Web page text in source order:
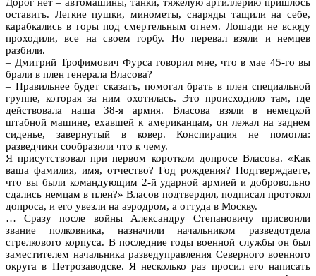
оставить. Легкие пушки, минометы, снаряды тащили на себе,
карабкались в горы под смертельным огнем. Лошади не всюду
проходили, все на своем горбу. Но перевал взяли и немцев
разбили.
– Дмитрий Трофимович Фурса говорил мне, что в мае 45-го вы
брали в плен генерала Власова?
– Правильнее будет сказать, помогал брать в плен специальной
группе, которая за ним охотилась. Это происходило там, где
действовала наша 38-я армия. Власова взяли в немецкой
штабной машине, ехавшей к американцам, он лежал на заднем
сиденье, завернутый в ковер. Конспирация не помогла:
разведчики сообразили что к чему.
Я присутствовал при первом коротком допросе Власова. «Как
ваша фамилия, имя, отчество? Год рождения? Подтверждаете,
что вы были командующим 2-й ударной армией и добровольно
сдались немцам в плен?» Власов подтвердил, подписал протокол
допроса, и его увезли на аэродром, а оттуда в Москву.
… Сразу после войны Александру Степановичу присвоили
звание полковника, назначили начальником разведотдела
стрелкового корпуса. В последние годы военной службы он был
заместителем начальника разведуправления Северного военного
округа в Петрозаводске. Я несколько раз просил его написать